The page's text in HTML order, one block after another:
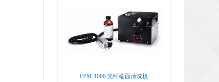
FPM-1000 光纤端面清洗机